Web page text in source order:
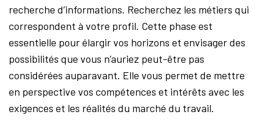
recherche d’informations. Recherchez les métiers qui
correspondent à votre profil. Cette phase est
essentielle pour élargir vos horizons et envisager des
possibilités que vous n’auriez peut-être pas
considérées auparavant. Elle vous permet de mettre
en perspective vos compétences et intérêts avec les
exigences et les réalités du marché du travail.